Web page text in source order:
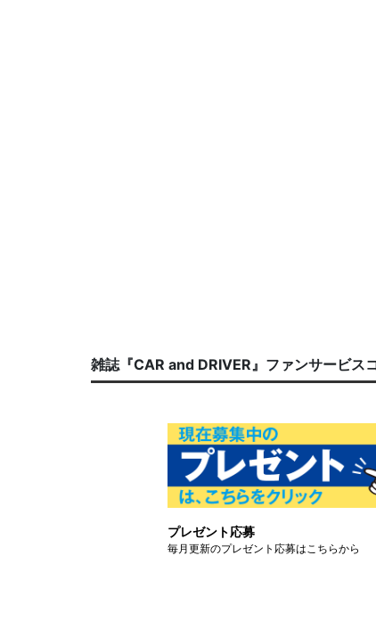
雑誌『CAR and DRIVER』ファンサービス
プレゼント応募
毎月更新のプレゼント応募はこちらから